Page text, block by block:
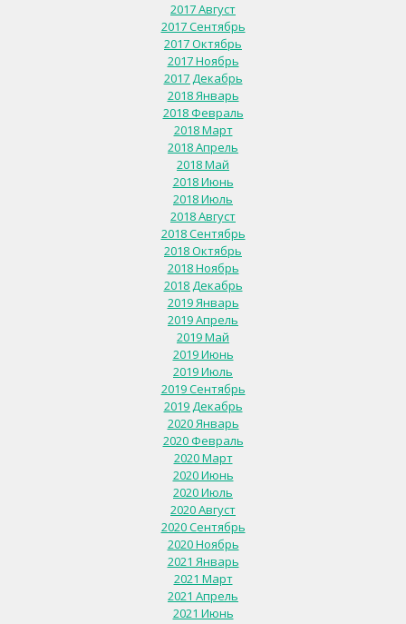
2017 Август
2017 Сентябрь
2017 Октябрь
2017 Ноябрь
2017 Декабрь
2018 Январь
2018 Февраль
2018 Март
2018 Апрель
2018 Май
2018 Июнь
2018 Июль
2018 Август
2018 Сентябрь
2018 Октябрь
2018 Ноябрь
2018 Декабрь
2019 Январь
2019 Апрель
2019 Май
2019 Июнь
2019 Июль
2019 Сентябрь
2019 Декабрь
2020 Январь
2020 Февраль
2020 Март
2020 Июнь
2020 Июль
2020 Август
2020 Сентябрь
2020 Ноябрь
2021 Январь
2021 Март
2021 Апрель
2021 Июнь